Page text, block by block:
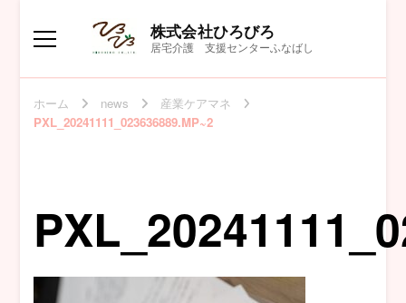
株式会社ひろびろ
居宅介護 支援センターふなばし
ホーム news
産業ケアマネ
PXL_20241111_023636889.MP~2